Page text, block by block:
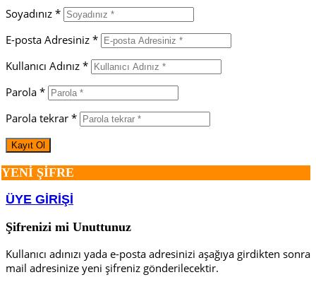
Soyadınız *
E-posta Adresiniz *
Kullanıcı Adınız *
Parola *
Parola tekrar *
YENİ ŞİFRE
ÜYE GİRİŞİ
Şifrenizi mi Unuttunuz
Kullanıcı adınızı yada e-posta adresinizi aşağıya girdikten sonra
mail adresinize yeni şifreniz gönderilecektir.